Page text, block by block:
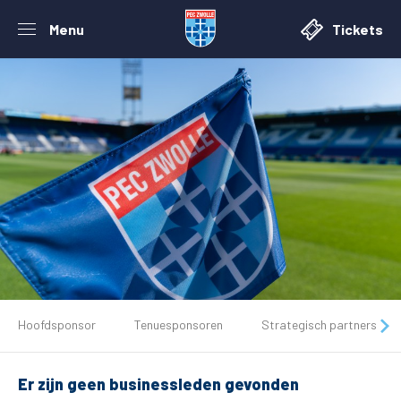
Menu Tickets
Tickets
Matchdays
Hoofdsponsor Tenuesponsoren Strategisch partners
Er zijn geen businessleden gevonden